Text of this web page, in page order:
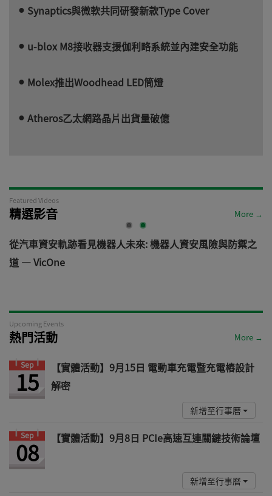
Synaptics與微軟共同研發新款Type Cover
u-blox M8接收器支援伽利略系統並內建安全功能
Molex推出Woodhead LED筒燈
Atheros乙太網路晶片出貨量破億
Featured Videos
精選影音 More →
從汽車資安軌跡看見機器人未來: 機器人資安風險與防禦之
道 — VicOne
Upcoming Events
熱門活動 More →
Sep
15
【實體活動】9月15日 電動車充電暨充電樁設計
解密
新增至行事曆
Sep
08 【實體活動】9月8日 PCIe高速互連關鍵技術論壇
新增至行事曆